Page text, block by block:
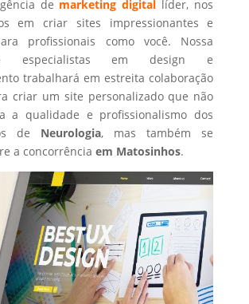
de marketing digital líder, nos
em criar sites impressionantes e
profissionais como você. Nossa
especialistas em design e
trabalhará em estreita colaboração
criar um site personalizado que não
a qualidade e profissionalismo dos
de Neurologia, mas também se
a concorrência em Matosinhos.